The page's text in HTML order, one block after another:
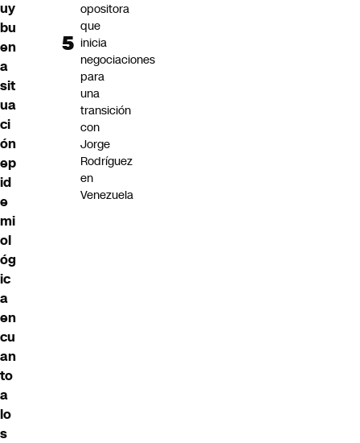
uy
bu
en
a
sit
ua
ci
ón
ep
id
e
mi
ol
óg
ic
a
en
cu
an
to
a
lo
s
opositora
que
inicia
negociaciones
para
una
transición
con
Jorge
Rodríguez
en
Venezuela